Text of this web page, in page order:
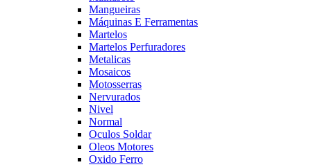
Mangueiras
Máquinas E Ferramentas
Martelos
Martelos Perfuradores
Metalicas
Mosaicos
Motosserras
Nervurados
Nivel
Normal
Oculos Soldar
Oleos Motores
Oxido Ferro